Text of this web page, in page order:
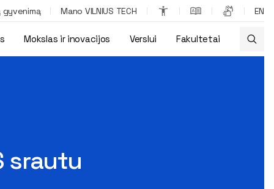
gyvenimą Mano VILNIUS TECH EN
Mokslas ir inovacijos Verslui Fakultetai
srautu